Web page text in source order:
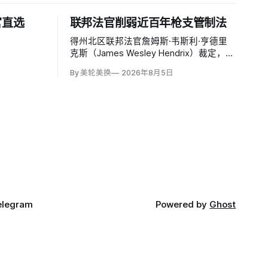
选 联邦法官削弱近百年枪支管制法
得州北区联邦法官詹姆斯·韦斯利·亨德里
克斯（James Wesley Hendrix）裁定，
和消音器的登记及许可要求违宪。1934年
By 美轮美换 2026年8月5日
Powered by Ghost